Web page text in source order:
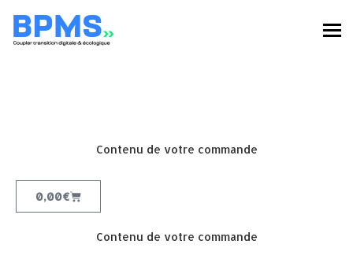
Contenu de votre commande
0,00€
Contenu de votre commande